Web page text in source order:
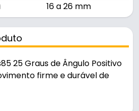
16 a 26 mm
25 Graus de Ângulo Positivo
firme e durável de